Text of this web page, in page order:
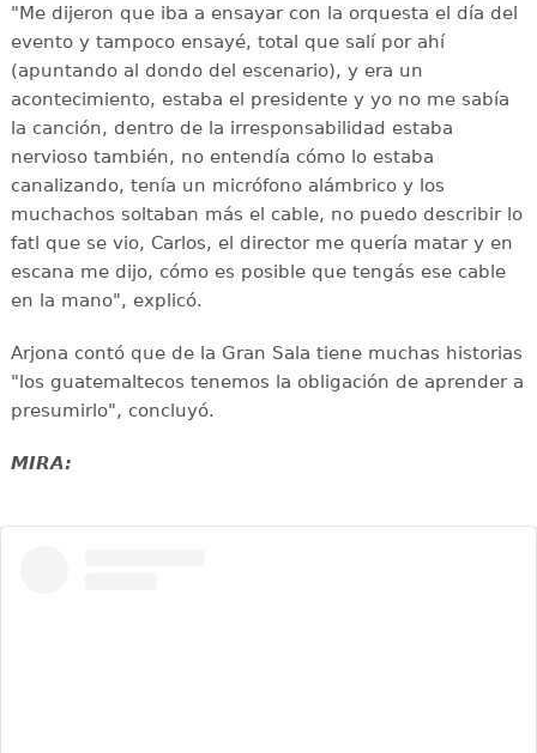
"Me dijeron que iba a ensayar con la orquesta el día del
evento y tampoco ensayé, total que salí por ahí
(apuntando al dondo del escenario), y era un
acontecimiento, estaba el presidente y yo no me sabía
la canción, dentro de la irresponsabilidad estaba
nervioso también, no entendía cómo lo estaba
canalizando, tenía un micrófono alámbrico y los
muchachos soltaban más el cable, no puedo describir lo
fatl que se vio, Carlos, el director me quería matar y en
escana me dijo, cómo es posible que tengás ese cable
en la mano", explicó.
Arjona contó que de la Gran Sala tiene muchas historias
"los guatemaltecos tenemos la obligación de aprender a
presumirlo", concluyó.
MIRA: